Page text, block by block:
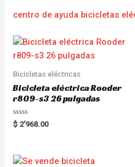
centro de ayuda bicicletas
Bicicletas eléctricas
Bicicleta eléctrica Rooder
r809-s3 26 pulgadas
R
a
0
o
$ 2'968.00